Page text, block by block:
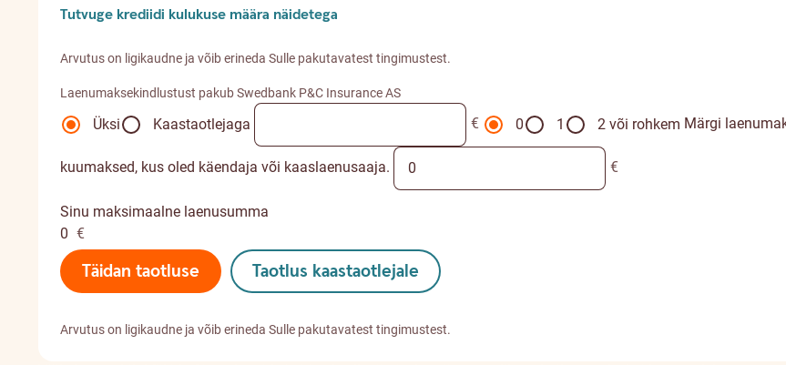
Tutvuge krediidi kulukuse määra näidetega
Arvutus on ligikaudne ja võib erineda Sulle pakutavatest tingimustest.
Laenumaksekindlustust pakub Swedbank P&C Insurance AS
Üksi Kaastaotlejaga € 0 1 2 või rohkem Märgi
kuumaksed, kus oled käendaja või kaaslaenusaaja. €
Sinu maksimaalne laenusumma
0 €
Täidan taotluse Taotlus kaastaotlejale
Arvutus on ligikaudne ja võib erineda Sulle pakutavatest tingimustest.